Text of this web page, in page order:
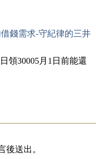
錢需求-守紀律的三井
領30005月1日前能還
後送出。